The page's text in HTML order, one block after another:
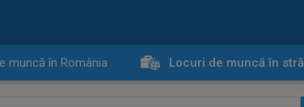
muncă în România Locuri de muncă în